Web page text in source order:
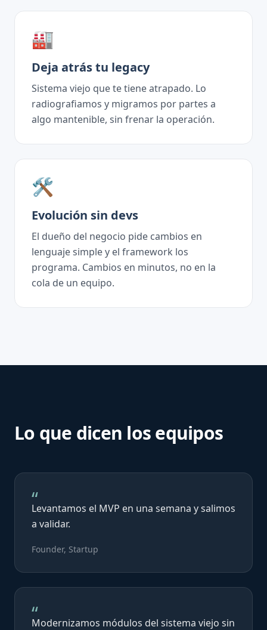
🏭
Deja atrás tu legacy
Sistema viejo que te tiene atrapado. Lo
radiografiamos y migramos por partes a
algo mantenible, sin frenar la operación.
🛠️
Evolución sin devs
El dueño del negocio pide cambios en
lenguaje simple y el framework los
programa. Cambios en minutos, no en la
cola de un equipo.
Lo que dicen los equipos
“
Levantamos el MVP en una semana y salimos
a validar.
Founder, Startup
“
Modernizamos módulos del sistema viejo sin